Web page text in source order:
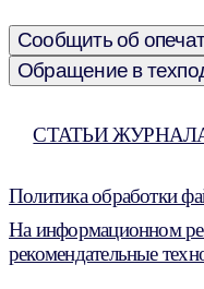
Сообщить об
Обращение в
СТАТЬИ
Политика обработки
На информационном
рекомендательные